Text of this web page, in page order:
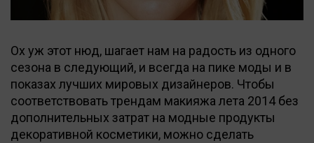
Ох уж этот нюд, шагает нам на радость из одного
сезона в следующий, и всегда на пике моды и в
показах лучших мировых дизайнеров. Чтобы
соответствовать трендам макияжа лета 2014 без
дополнительных затрат на модные продукты
декоративной косметики, можно сделать